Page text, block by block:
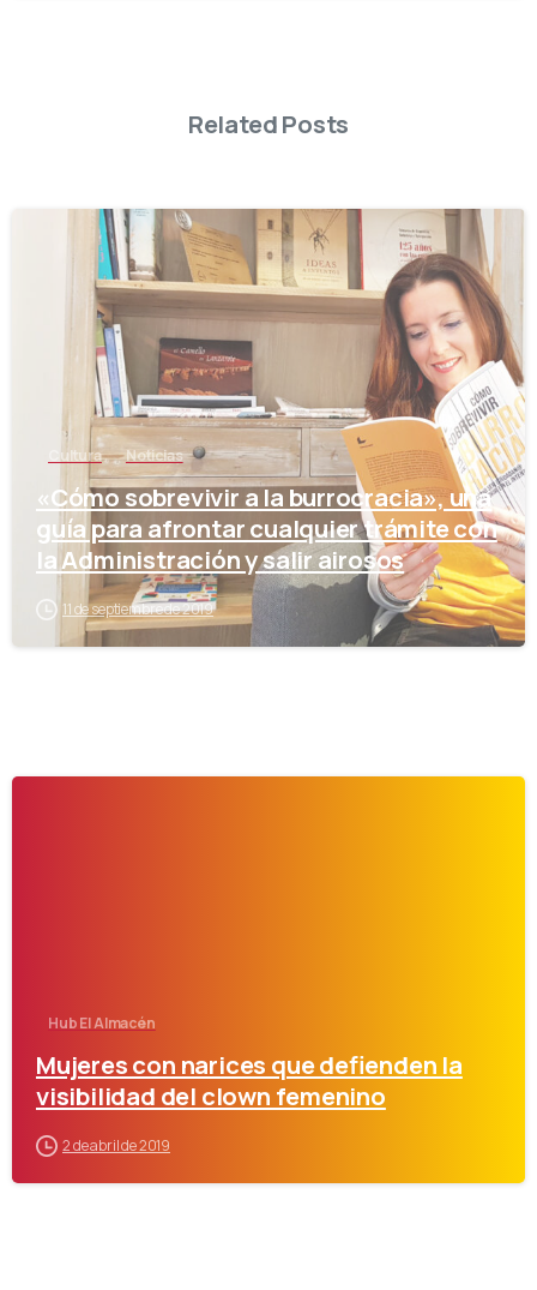
Related Posts
Cultura Noticias
«Cómo sobrevivir a la burrocracia», una
guía para afrontar cualquier trámite con
la Administración y salir airosos
11 de septiembre de 2019
Hub El Almacén
Mujeres con narices que defienden la
visibilidad del clown femenino
2 de abril de 2019